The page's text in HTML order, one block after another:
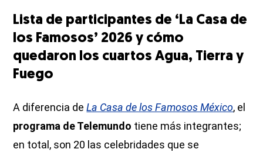
Lista de participantes de ‘La Casa de
los Famosos’ 2026 y cómo
quedaron los cuartos Agua, Tierra y
Fuego
A diferencia deLa Casa de los Famosos México, el
programa de Telemundo tiene más integrantes;
en total, son 20 las celebridades que se